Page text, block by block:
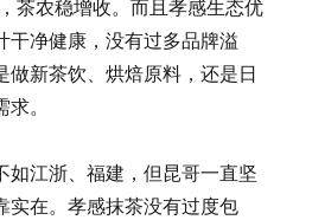
茶农稳增收。而且孝感生态优
干净健康，没有过多品牌溢
做新茶饮、烘焙原料，还是日
。
如江浙、福建，但昆哥一直坚
实在。孝感抹茶没有过度包